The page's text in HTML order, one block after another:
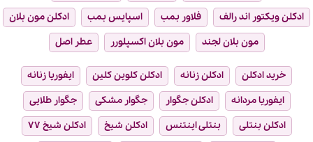
ادکلن ویکتور اند رالف
فلاور بمب اسپایس بمب
ادکلن مون بلان
مون بلان لجند
مون بلان اکسپلورر عطر اصل
خرید ادکلن ادکلن زنانه ادکلن کلوین کلین
ایفوریا زنانه
ایفوریا مردانه
ادکلن جگوار جگوار مشکی
جگوار طلایی
ادکلن بنتلی
بنتلی اینتنس ادکلن شیخ
ادکلن شیخ ۷۷